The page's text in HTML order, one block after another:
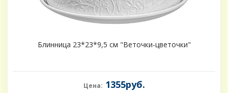
Блинница 23*23*9,5 см "Веточки-цветочки"
Цена: 1355руб.